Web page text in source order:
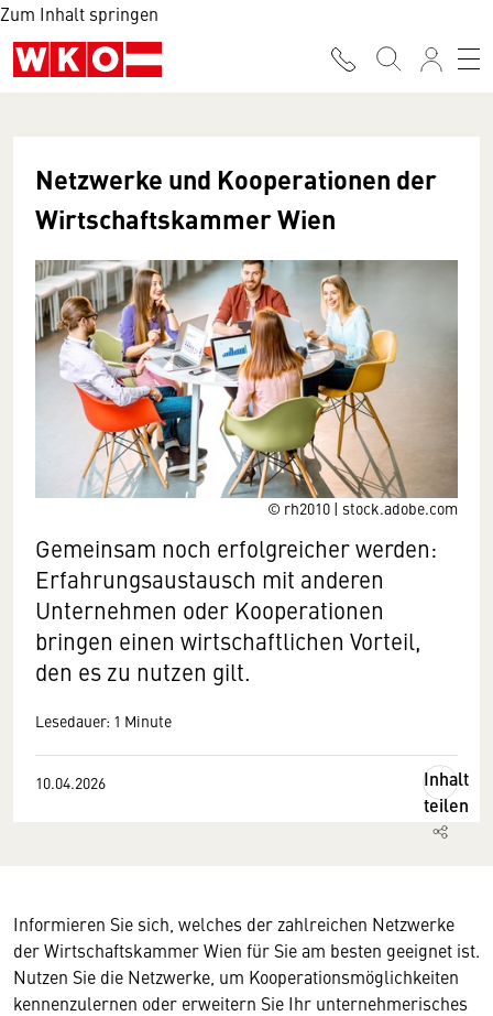
Zum Inhalt springen
© rh2010 | stock.adobe.com
Netzwerke und Kooperationen der
Wirtschaftskammer Wien
Gemeinsam noch erfolgreicher werden:
Erfahrungsaustausch mit anderen
Unternehmen oder Kooperationen
bringen einen wirtschaftlichen Vorteil,
den es zu nutzen gilt.
Lesedauer: 1 Minute
10.04.2026
Inhalt
teilen
Informieren Sie sich, welches der zahlreichen Netzwerke
der Wirtschaftskammer Wien für Sie am besten geeignet ist.
Nutzen Sie die Netzwerke, um Kooperationsmöglichkeiten
kennenzulernen oder erweitern Sie Ihr unternehmerisches